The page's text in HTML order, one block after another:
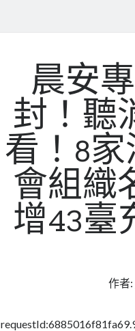
晨安
封！聽
看！8
會組織
增43臺
作者: